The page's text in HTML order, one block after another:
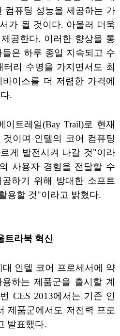
컴퓨팅 성능을 제공하는 가
가 될 것이다. 아울러 더욱
공한다. 이러한 향상을 통
은 하루 종일 지속되고 수
리 수명을 가지면서도 최
이스를 더 저렴한 가격에
.
트레일(Bay Trail)로 현재
이며 인텔의 코어 컴퓨팅
게 발전시켜 나갈 것"이라
사용자 경험을 전달할 수
하기 위해 방대한 소프트
용할 것"이라고 밝혔다.
트라북 혁신
인텔 코어 프로세서에 약
하는 제품군을 출시할 계
CES 2013에서는 기존 인
제품군에서도 저전력 프로
발표했다.